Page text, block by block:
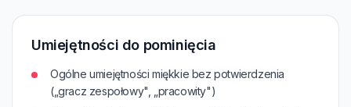
Umiejętności do pominięcia
Ogólne umiejętności miękkie bez potwierdzenia
(„gracz zespołowy", „pracowity")